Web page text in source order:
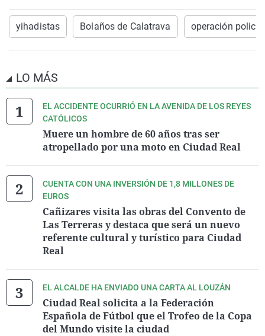
yihadistas Bolaños de Calatrava operación
LO MÁS
EL ACCIDENTE OCURRIÓ EN LA AVENIDA DE LOS REYES
CATÓLICOS
Muere un hombre de 60 años tras ser
atropellado por una moto en Ciudad Real
CUENTA CON UNA INVERSIÓN DE 1,8 MILLONES DE
EUROS
Cañizares visita las obras del Convento de
Las Terreras y destaca que será un nuevo
referente cultural y turístico para Ciudad
Real
EL ALCALDE HA ENVIADO UNA CARTA AL LOUZÁN
Ciudad Real solicita a la Federación
Española de Fútbol que el Trofeo de la Copa
del Mundo visite la ciudad